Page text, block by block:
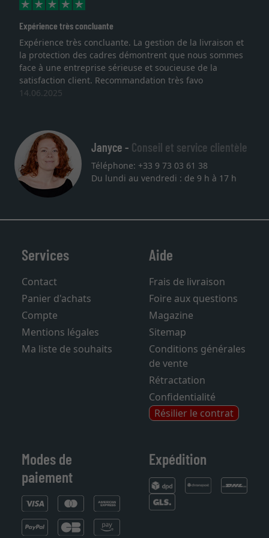
concluante
concluante. La gestion de la livraison et
cadres démontrent que nous sommes
sérieuse et soucieuse de la
Recommandation très favo
Je
lithographie,
qualité sont
Janyce - Conseil et service clientèle
Téléphone: +33 9 73 03 61 38
Services
Contact
Panier d'achats
Compte
Mentions légales
Aide
Frais de livraison
Foire aux questions
Magazine
Sitemap
Conditions générales
de vente
Rétractation
Confidentialité
Résilier le contrat
Modes de
paiement
Expédition